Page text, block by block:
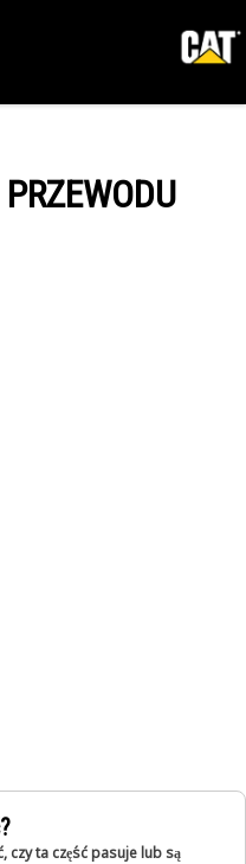
czy ta część pasuje lub są